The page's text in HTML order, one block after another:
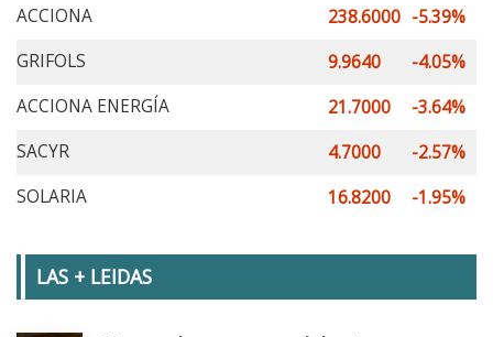
ACCIONA 238.6000 -5.39%
GRIFOLS
9.9640
-4.05%
ACCIONA ENERGÍA
21.7000
-3.64%
SACYR
4.7000
-2.57%
SOLARIA
16.8200 -1.95%
LAS + LEIDAS